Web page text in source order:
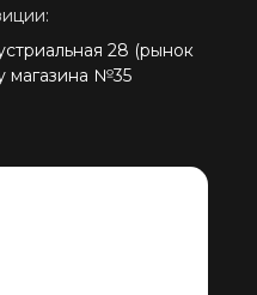
28 (рынок
магазина №35